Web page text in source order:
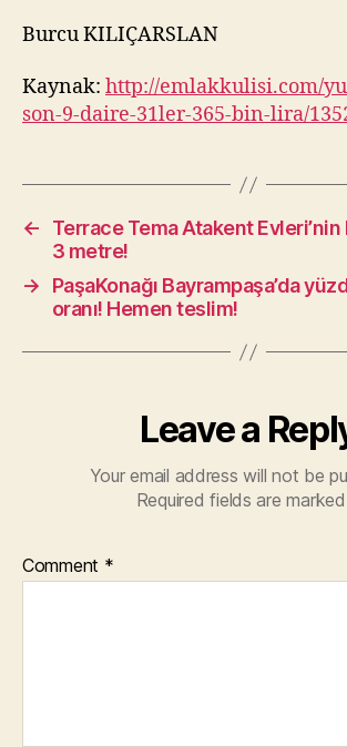
Burcu KILIÇARSLAN
Kaynak: http://emlakkulisi.com/
son-9-daire-31ler-365-bin-lira/
←
Terrace Tema Atakent
3 metre!
→
PaşaKonağı Bayrampaşa’da
oranı! Hemen teslim!
Leave a
Your email address will not be
Required fields are marked
Comment *